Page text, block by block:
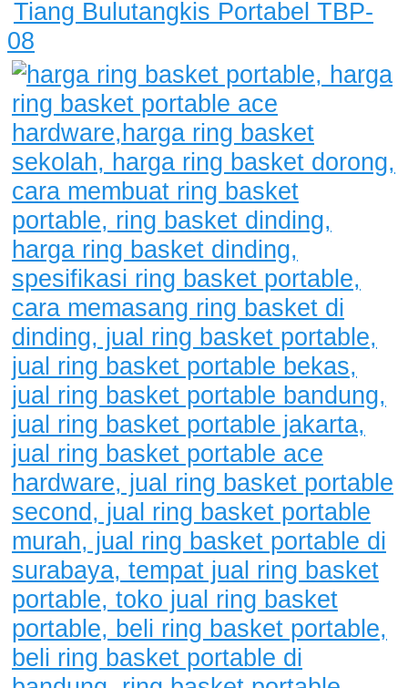
Tiang Bulutangkis Portabel TBP-
08